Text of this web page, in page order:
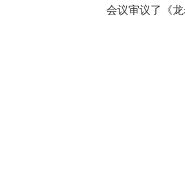
会议审议了《龙岩